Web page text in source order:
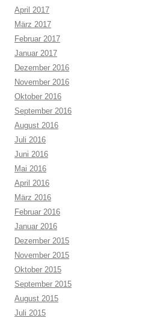
April 2017
März 2017
Februar 2017
Januar 2017
Dezember 2016
November 2016
Oktober 2016
September 2016
August 2016
Juli 2016
Juni 2016
Mai 2016
April 2016
März 2016
Februar 2016
Januar 2016
Dezember 2015
November 2015
Oktober 2015
September 2015
August 2015
Juli 2015